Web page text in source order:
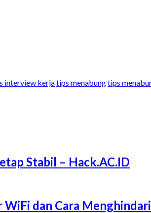
interview kerjatips menabungtips
Stabil – Hack.AC.ID
dan Cara